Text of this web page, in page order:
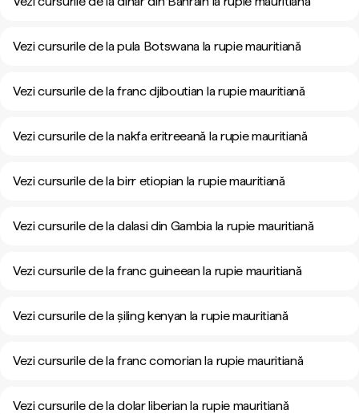
Vezi cursurile de la pula Botswana la rupie mauritiană
Vezi cursurile de la franc djiboutian la rupie mauritiană
Vezi cursurile de la nakfa eritreeană la rupie mauritiană
Vezi cursurile de la birr etiopian la rupie mauritiană
Vezi cursurile de la dalasi din Gambia la rupie mauritiană
Vezi cursurile de la franc guineean la rupie mauritiană
Vezi cursurile de la șiling kenyan la rupie mauritiană
Vezi cursurile de la franc comorian la rupie mauritiană
Vezi cursurile de la dolar liberian la rupie mauritiană